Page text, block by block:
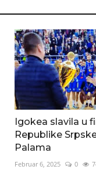
Igokea slavila u
Republike
Palama
Februar 6, 2025 0